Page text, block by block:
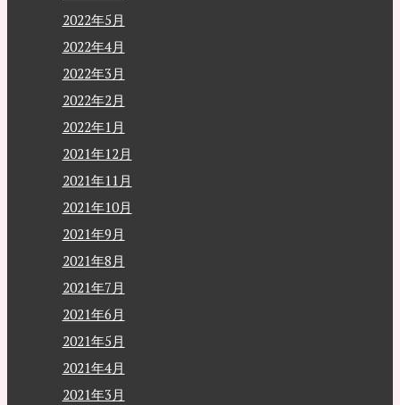
2022年5月
2022年4月
2022年3月
2022年2月
2022年1月
2021年12月
2021年11月
2021年10月
2021年9月
2021年8月
2021年7月
2021年6月
2021年5月
2021年4月
2021年3月